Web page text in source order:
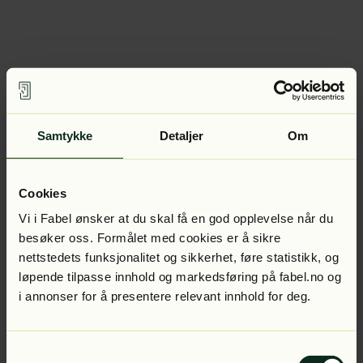
Samtykke Detaljer Om
Cookies
Vi i Fabel ønsker at du skal få en god opplevelse når du
besøker oss. Formålet med cookies er å sikre
nettstedets funksjonalitet og sikkerhet, føre statistikk, og
løpende tilpasse innhold og markedsføring på fabel.no og
i annonser for å presentere relevant innhold for deg.